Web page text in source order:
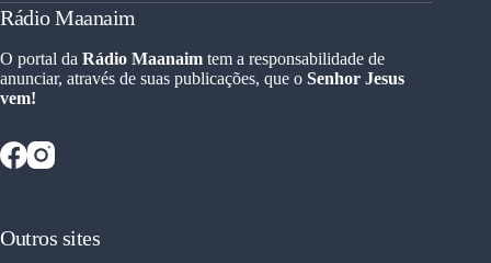
Rádio Maanaim
O portal da Rádio Maanaim tem a responsabilidade de
anunciar, através de suas publicações, que o Senhor Jesus
vem!
Outros sites